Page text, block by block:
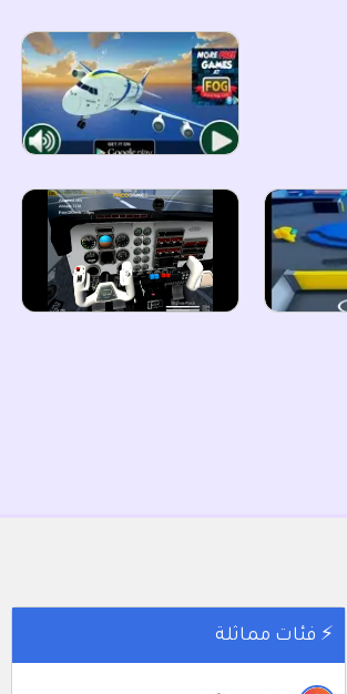
⚡ فئات مماثلة